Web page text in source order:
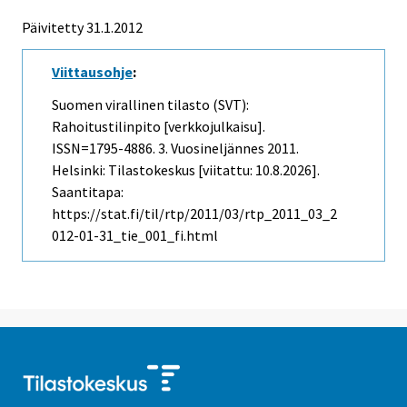
Päivitetty 31.1.2012
Viittausohje:
Suomen virallinen tilasto (SVT):
Rahoitustilinpito [verkkojulkaisu].
ISSN=1795-4886. 3. Vuosineljännes 2011.
Helsinki: Tilastokeskus [viitattu: 10.8.2026].
Saantitapa:
https://stat.fi/til/rtp/2011/03/rtp_2011_03_2
012-01-31_tie_001_fi.html